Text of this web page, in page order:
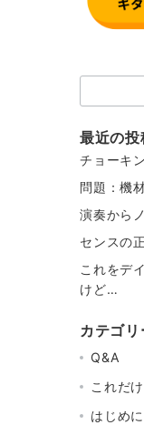
索：
最近の投
チョーキ
問題：機
演奏から
センスの
これをデ
けど…
カテゴリ
Q&A
これだ
はじめに